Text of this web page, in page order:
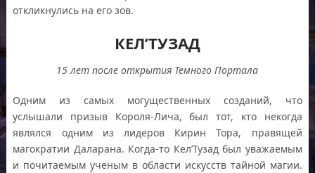
откликнулись на его зов.
КЕЛ’ТУЗАД
15 лет после открытия Темного Портала
Одним из самых могущественных созданий, что
услышали призыв Короля-Лича, был тот, кто некогда
являлся одним из лидеров Кирин Тора, правящей
магократии Даларана. Когда-то Кел’Тузад был уважаемым
и почитаемым ученым в области искусств тайной магии.